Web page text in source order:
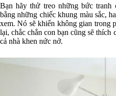
Bạn hãy thử treo những bức
bằng những chiếc khung màu sắc,
xem. Nó sẽ khiến không gian trong
lại, chắc chắn con bạn cũng sẽ
cả nhà khen nức nở.